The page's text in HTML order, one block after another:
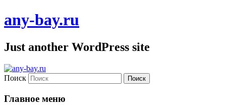
any-bay.ru
Just another WordPress site
Поиск
Главное меню